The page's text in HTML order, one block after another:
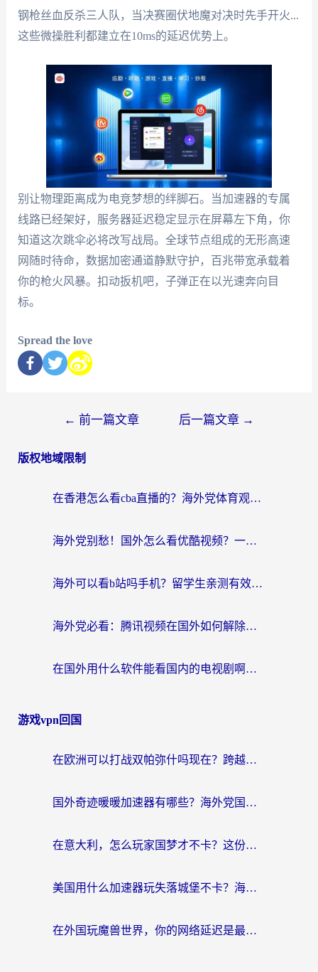
钢枪丝血反杀三人队，当决赛圈伏地魔对决时先手开火...
这些微操胜利都建立在10ms的延迟优势上。
别让物理距离成为电竞梦想的绊脚石。当加速器的专属
线路已经架好，服务器延迟稳定显示在屏幕左下角，你
知道这次跳伞必将改写战局。全球节点组成的无形高速
网随时待命，数据加密通道静默守护，百兆带宽承载着
你的枪火风暴。扣动扳机吧，子弹正在以光速奔向目
标。
Spread the love
← 前一篇文章 后一篇文章 →
版权地域限制
在香港怎么看cba直播的？海外党体育观赛终极指南：告别版权限制，畅享中文解说
海外党别愁！国外怎么看优酷视频？一招解决追剧、看直播难题
海外可以看b站吗手机？留学生亲测有效的回国加速指南
海外党必看：腾讯视频在国外如何解除地域限制？附优酷咪咕使用指南
在国外用什么软件能看国内的电视剧啊？留学生亲测有效的回国加速方案
游戏vpn回国
在欧洲可以打战双帕弥什吗现在？跨越延迟墙的实战指南
国外奇迹暖暖加速器有哪些？海外党国服游戏畅玩终极指南（附亲测推荐）
在意大利，怎么玩家国梦才不卡？这份终极加速指南请收好
美国用什么加速器玩失落城堡不卡？海外党亲测有效的国服游戏加速指南
在外国玩魔兽世界，你的网络延迟是最大的敌人